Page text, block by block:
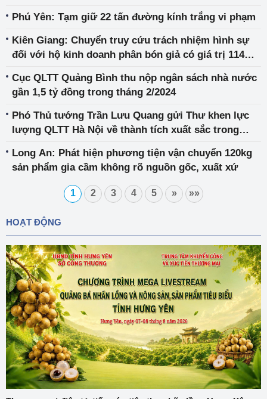
Phú Yên: Tạm giữ 22 tấn đường kính trắng vi phạm
Kiên Giang: Chuyển truy cứu trách nhiệm hình sự
đối với hộ kinh doanh phân bón giả có giá trị 114
Cục QLTT Quảng Bình thu nộp ngân sách nhà nước
gần 1,5 tỷ đồng trong tháng 2/2024
Phó Thủ tướng Trần Lưu Quang gửi Thư khen lực
lượng QLTT Hà Nội về thành tích xuất sắc trong
Long An: Phát hiện phương tiện vận chuyển 120kg
sản phẩm gia cầm không rõ nguồn gốc, xuất xứ
1 2 3 4 5 » »»
HOẠT ĐỘNG